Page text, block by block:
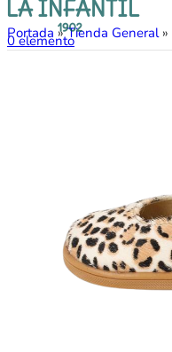
0elemento
Portada »Tienda General»